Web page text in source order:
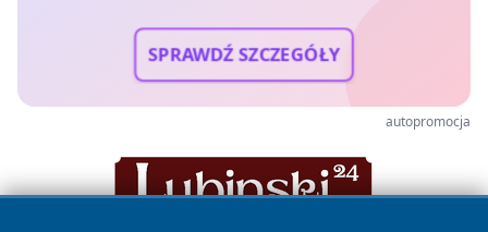
SPRAWDŹ SZCZEGÓŁY
autopromocja